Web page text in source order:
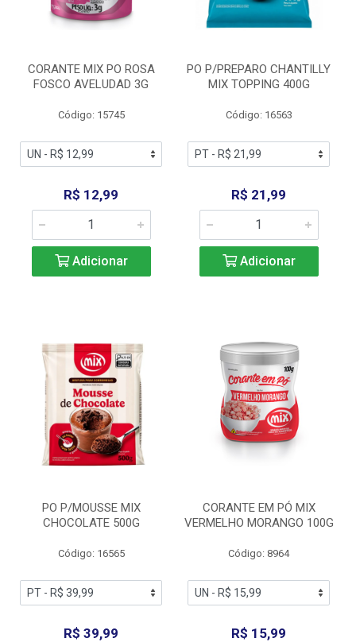
CORANTE MIX PO ROSA
FOSCO AVELUDAD 3G
Código: 15745
R$ 12,99
Adicionar
PO P/PREPARO CHANTILLY
MIX TOPPING 400G
Código: 16563
R$ 21,99
Adicionar
PO P/MOUSSE MIX
CHOCOLATE 500G
Código: 16565
R$ 39,99
CORANTE EM PÓ MIX
VERMELHO MORANGO 100G
Código: 8964
R$ 15,99